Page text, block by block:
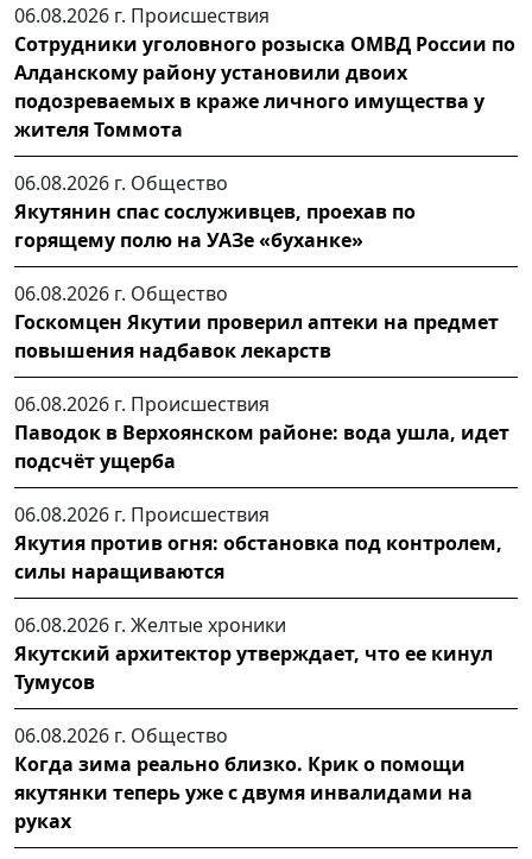
06.08.2026 г. Происшествия
Сотрудники уголовного розыска ОМВД России по
Алданскому району установили двоих
подозреваемых в краже личного имущества у
жителя Томмота
06.08.2026 г. Общество
Якутянин спас сослуживцев, проехав по
горящему полю на УАЗе «буханке»
06.08.2026 г. Общество
Госкомцен Якутии проверил аптеки на предмет
повышения надбавок лекарств
06.08.2026 г. Происшествия
Паводок в Верхоянском районе: вода ушла, идет
подсчёт ущерба
06.08.2026 г. Происшествия
Якутия против огня: обстановка под контролем,
силы наращиваются
06.08.2026 г. Желтые хроники
Якутский архитектор утверждает, что ее кинул
Тумусов
06.08.2026 г. Общество
Когда зима реально близко. Крик о помощи
якутянки теперь уже с двумя инвалидами на
руках